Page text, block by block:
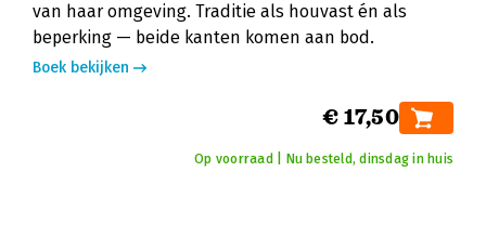
van haar omgeving. Traditie als houvast én als
beperking — beide kanten komen aan bod.
Boek bekijken
€ 17,50
Op voorraad | Nu besteld, dinsdag in huis